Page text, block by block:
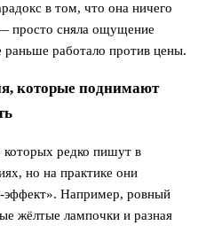
в том, что она ничего
просто сняла ощущение
раньше работало против цены.
которые поднимают
которых редко пишут в
но на практике они
эффект». Например, ровный
жёлтые лампочки и разная